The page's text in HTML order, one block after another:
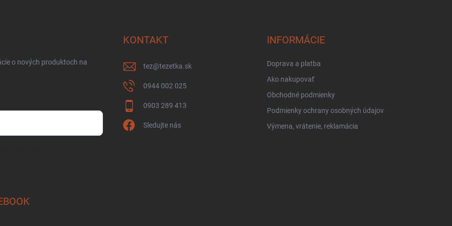
o nových produktoch na
KONTAKT
tez@tezetka.sk
0944 002 025
0903 289 413
Sledujte nás
INFORMÁCIE
Doprava a platba
Ako nakupovať
Obchodné podmienky
Podmienky ochrany osobných údajov
Výmena, vrátenie, reklamácia